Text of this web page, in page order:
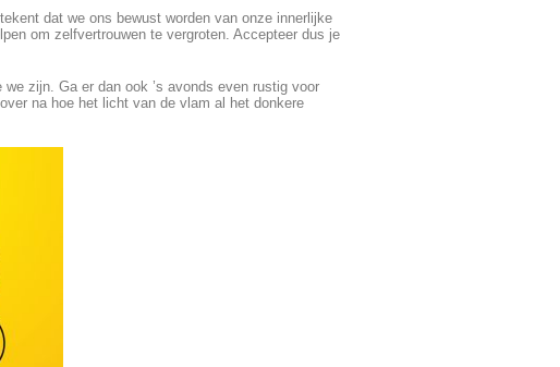
dat we ons bewust worden van onze innerlijke
om zelfvertrouwen te vergroten. Accepteer dus je
zijn. Ga er dan ook ’s avonds even rustig voor
na hoe het licht van de vlam al het donkere